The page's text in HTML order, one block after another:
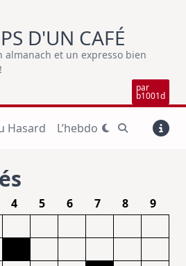
D'UN CAFÉ
almanach et un expresso bien
par
b1001d
Hasard L’hebdo